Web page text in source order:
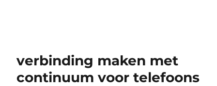
verbinding maken met
continuum voor telefoons